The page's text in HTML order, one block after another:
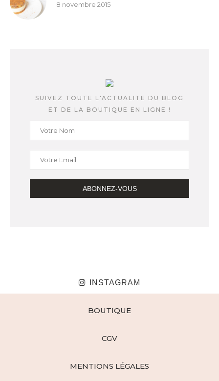
8 novembre 2015
SUIVEZ TOUTE L'ACTUALITE DU BLOG
ET DE LA BOUTIQUE EN LIGNE !
INSTAGRAM
BOUTIQUE
CGV
MENTIONS LÉGALES